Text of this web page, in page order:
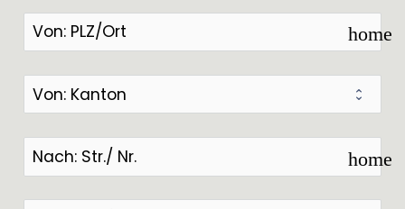
home
home